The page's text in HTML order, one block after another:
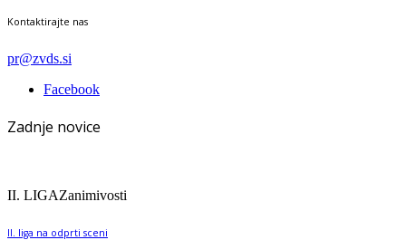
Kontaktirajte nas
pr@zvds.si
Facebook
Zadnje novice
II. LIGAZanimivosti
II. liga na odprti sceni